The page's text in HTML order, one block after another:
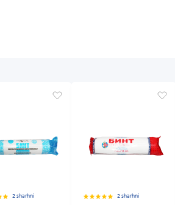
2 sharhni 2 sharhni